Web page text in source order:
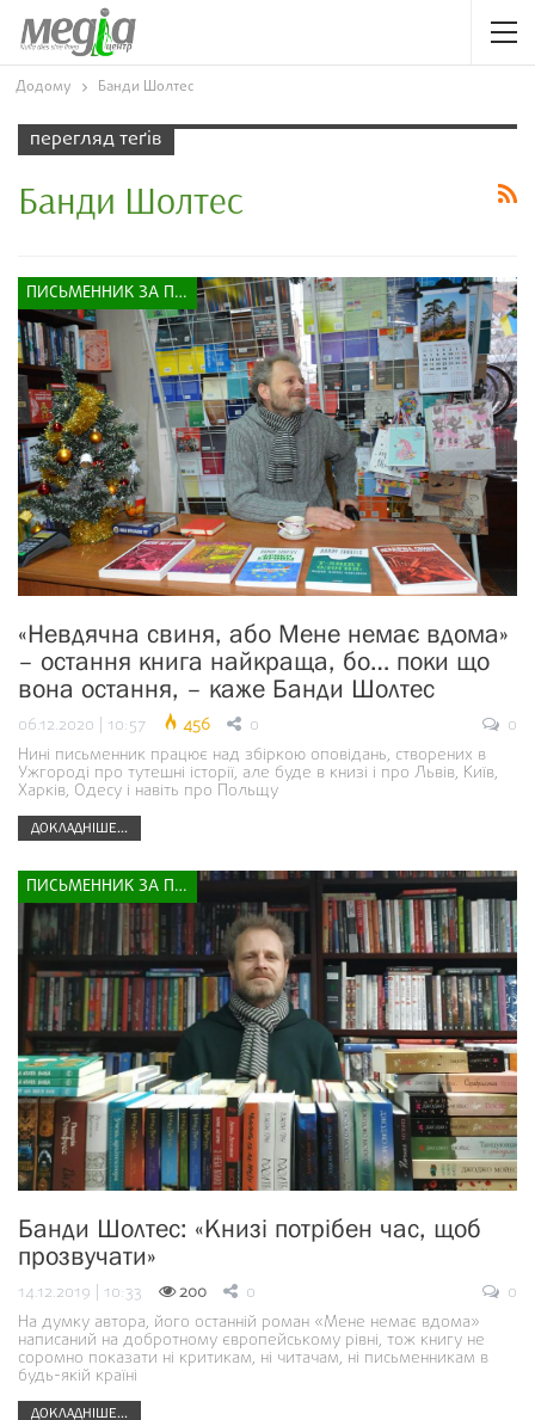
Додому Банди Шолтес
перегляд теґів
Банди Шолтес
ПИСЬМЕННИК ЗА ПРИЛАВКОМ
«Невдячна свиня, або Мене немає вдома»
– остання книга найкраща, бо… поки що
вона остання, – каже Банди Шолтес
06.12.2020 | 10:57 456 0
0
Нині письменник працює над збіркою оповідань, створених в
Ужгороді про тутешні історії, але буде в книзі і про Львів, Київ,
Харків, Одесу і навіть про Польщу
ДОКЛАДНІШЕ...
ПИСЬМЕННИК ЗА ПРИЛАВКОМ
Банди Шолтес: «Книзі потрібен час, щоб
прозвучати»
14.12.2019 | 10:33 200 0
0
На думку автора, його останній роман «Мене немає вдома»
написаний на добротному європейському рівні, тож книгу не
соромно показати ні критикам, ні читачам, ні письменникам в
будь-якій країні
ДОКЛАДНІШЕ...